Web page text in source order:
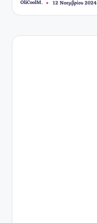
Συγγραφέας:
OliCoolM. 12 Νοεμβρίου 2024